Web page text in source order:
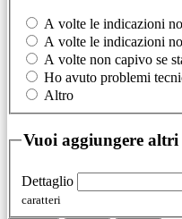
A volte le indicazioni
A volte le indicazioni
A volte non capivo se
Ho avuto problemi
Altro
Vuoi aggiungere
Dettaglio
caratteri